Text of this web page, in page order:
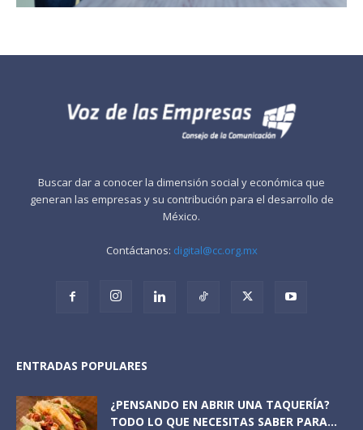
Buscar dar a conocer la dimensión social y económica que
generan las empresas y su contribución para el desarrollo de
México.
Contáctanos: digital@cc.org.mx
ENTRADAS POPULARES
¿PENSANDO EN ABRIR UNA TAQUERÍA?
TODO LO QUE NECESITAS SABER PARA...